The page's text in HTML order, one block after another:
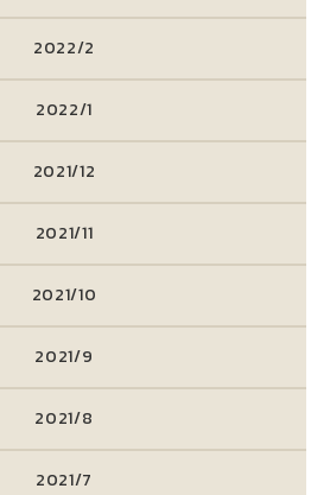
2022/2
2022/1
2021/12
2021/11
2021/10
2021/9
2021/8
2021/7